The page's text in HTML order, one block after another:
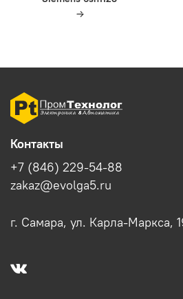
Контакты
+7 (846) 229-54-88
zakaz@evolga5.ru
г. Самара, ул. Карла-Маркса,